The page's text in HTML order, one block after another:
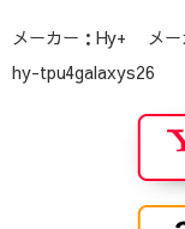
メーカー：Hy+ メー
hy-tpu4galaxys26